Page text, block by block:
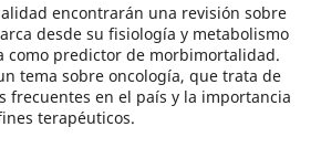
encontrarán una revisión sobre
desde su fisiología y metabolismo
como predictor de morbimortalidad.
tema sobre oncología, que trata de
frecuentes en el país y la importancia
terapéuticos.